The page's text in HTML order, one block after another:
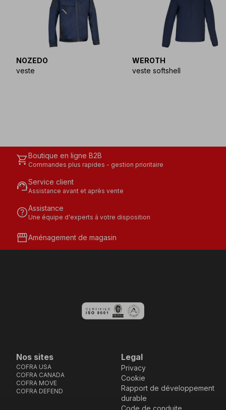
NOZEDO
veste
WEROTH
veste softshell
shopping_cartBoutique en ligne B2B
Commandes plus rapides - gestion prioritaire
support_agentService client
Assistance avant et après vente
helpAssistance
Une équipe d'experts à votre disposition
storefrontAménagement de magasin
Nos sites
COFRA USA
COFRA CANADA
COFRA MOVE
COFRA DEFEND
Legal
Privacy
Cookie
Rapport de développement
durable
Code de conduite